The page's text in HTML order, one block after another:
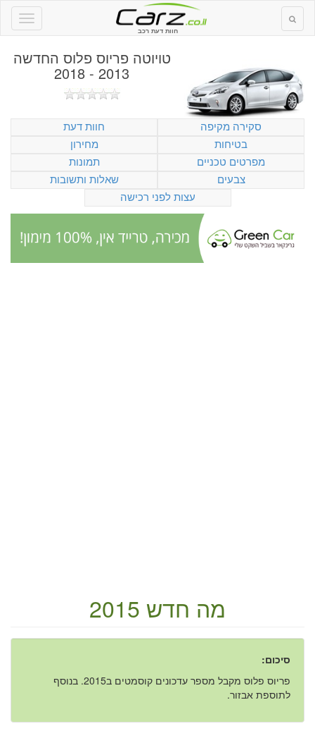
חוות דעת רכב
טויוטה פריוס פלוס החדשה
2013 - 2018
סקירה מקיפה
חוות דעת
בטיחות
מחירון
מפרטים טכניים
תמונות
צבעים
שאלות ותשובות
עצות לפני רכישה
מה חדש 2015
סיכום:
פריוס פלוס מקבל מספר עדכונים קוסמטים ב2015. בנוסף
לתוספת אבזור.